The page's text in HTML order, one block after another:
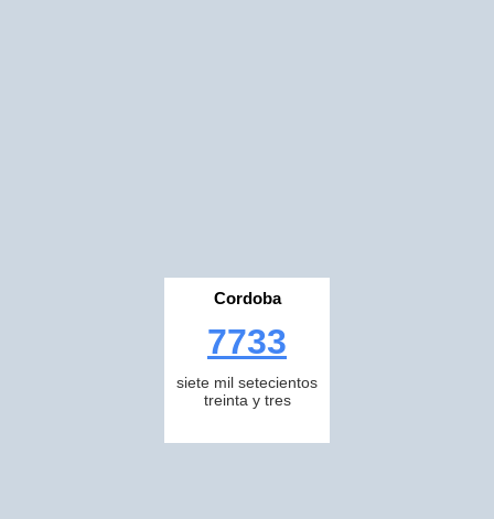
Cordoba
7733
siete mil setecientos
treinta y tres